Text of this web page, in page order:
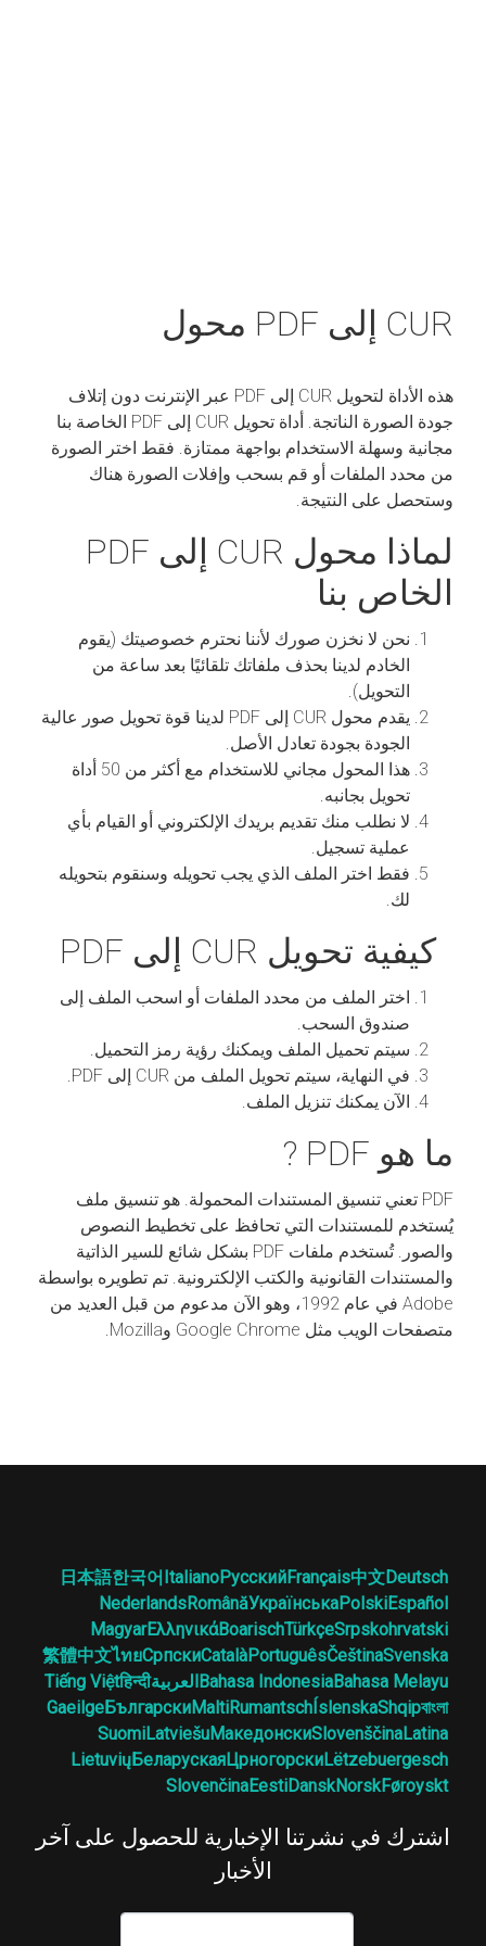
CUR إلى PDF محول
هذه الأداة لتحويل CUR إلى PDF عبر الإنترنت دون إتلاف
جودة الصورة الناتجة. أداة تحويل CUR إلى PDF الخاصة بنا
مجانية وسهلة الاستخدام بواجهة ممتازة. فقط اختر الصورة
من محدد الملفات أو قم بسحب وإفلات الصورة هناك
وستحصل على النتيجة.
لماذا محول CUR إلى PDF
الخاص بنا
نحن لا نخزن صورك لأننا نحترم خصوصيتك (يقوم
الخادم لدينا بحذف ملفاتك تلقائيًا بعد ساعة من
التحويل).
يقدم محول CUR إلى PDF لدينا قوة تحويل صور عالية
الجودة بجودة تعادل الأصل.
هذا المحول مجاني للاستخدام مع أكثر من 50 أداة
تحويل بجانبه.
لا نطلب منك تقديم بريدك الإلكتروني أو القيام بأي
عملية تسجيل.
فقط اختر الملف الذي يجب تحويله وسنقوم بتحويله
لك.
كيفية تحويل CUR إلى PDF
اختر الملف من محدد الملفات أو اسحب الملف إلى
صندوق السحب.
سيتم تحميل الملف ويمكنك رؤية رمز التحميل.
في النهاية، سيتم تحويل الملف من CUR إلى PDF.
الآن يمكنك تنزيل الملف.
ما هو PDF ?
PDF تعني تنسيق المستندات المحمولة. هو تنسيق ملف
يُستخدم للمستندات التي تحافظ على تخطيط النصوص
والصور. تُستخدم ملفات PDF بشكل شائع للسير الذاتية
والمستندات القانونية والكتب الإلكترونية. تم تطويره بواسطة
Adobe في عام 1992، وهو الآن مدعوم من قبل العديد من
متصفحات الويب مثل Google Chrome وMozilla.
Deutsch
中文
Français
Русский
Italiano
한국어
日本語
Español
Polski
Українська
Română
Nederlands
Srpskohrvatski
Türkçe
Boarisch
Ελληνικά
Magyar
Svenska
Čeština
Português
Català
Српски
ไทย
繁體中文
Bahasa Melayu
Bahasa Indonesiaالعربيةहिन्दी
Tiếng Việt
বাংলা
Shqip
Íslenska
Rumantsch
Malti
Български
Gaeilge
Latina
Slovenščina
Македонски
Latviešu
Suomi
Lëtzebuergesch
Црногорски
Беларуская
Lietuvių
Føroyskt
Norsk
Dansk
Eesti
Slovenčina
اشترك في نشرتنا الإخبارية للحصول على آخر
الأخبار